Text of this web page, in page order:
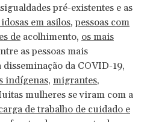
pré-existentes e as
idosas em asilos,pessoas com
de acolhimento, os mais
as pessoas mais
disseminação da COVID-19,
indígenas, migrantes,
mulheres se viram com a
de trabalho de cuidado e